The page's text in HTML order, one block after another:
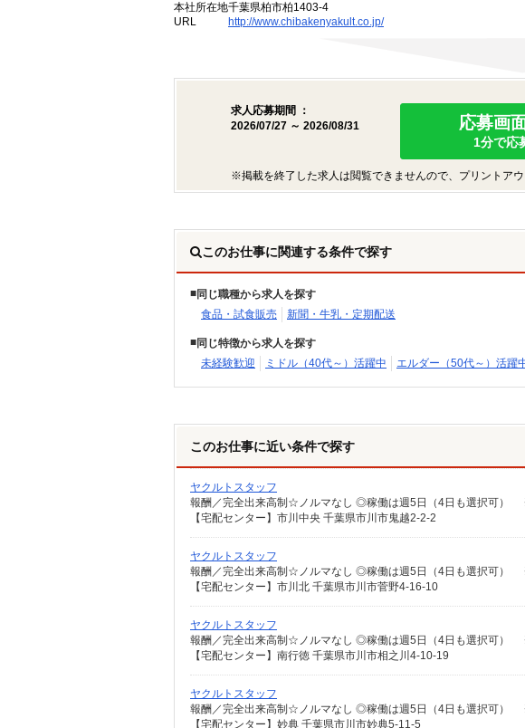
本社所在地千葉県柏市柏1403-4
URL
http://www.chibakenyakult.co.jp/
求人応募期間 ：
2026/07/27 ～ 2026/08/31
応募画
1分で応
※掲載を終了した求人は閲覧できませんので、プリントアウ
このお仕事に関連する条件で探す
同じ職種から求人を探す
食品・試食販売
新聞・牛乳・定期配送
同じ特徴から求人を探す
未経験歓迎
ミドル（40代～）活躍中 エルダー（50代～）活躍
このお仕事に近い条件で探す
ヤクルトスタッフ
【宅配センター】市川中央 千葉県市川市鬼越2-2-2
ヤクルトスタッフ
【宅配センター】市川北 千葉県市川市菅野4-16-10
ヤクルトスタッフ
【宅配センター】南行徳 千葉県市川市相之川4-10-19
ヤクルトスタッフ
【宅配センター】妙典 千葉県市川市妙典5-11-5